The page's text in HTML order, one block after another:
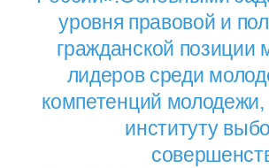
уровня правовой и
гражданской
лидеров среди
компетенций
институту